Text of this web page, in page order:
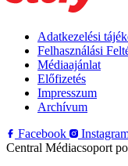
Adatkezelési
Felhasználási
Médiaajánlat
Előfizetés
Impresszum
Archívum
Facebook
Central Médiacsoport